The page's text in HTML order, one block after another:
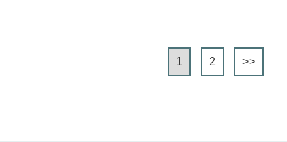
1 2 >>